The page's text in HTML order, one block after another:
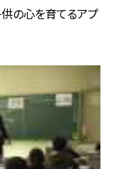
の心を育てるアプ